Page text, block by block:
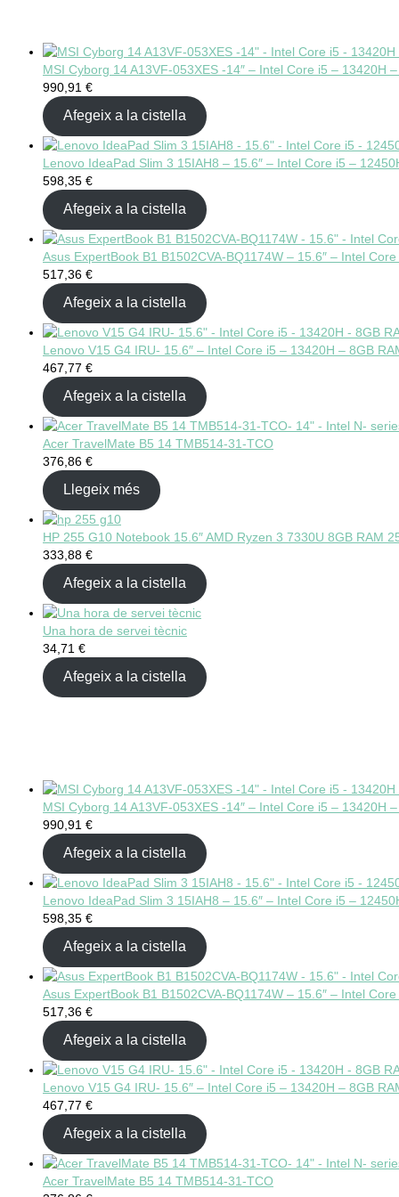
MSI Cyborg 14 A13VF-053XES -14″ – Intel Core i5 – 13420H
990,91 €
Afegeix a la cistella
Lenovo IdeaPad Slim 3 15IAH8 – 15.6″ – Intel Core i5 –
598,35 €
Afegeix a la cistella
Asus ExpertBook B1 B1502CVA-BQ1174W – 15.6″ – Intel
517,36 €
Afegeix a la cistella
Lenovo V15 G4 IRU- 15.6″ – Intel Core i5 – 13420H – 8GB
467,77 €
Afegeix a la cistella
Acer TravelMate B5 14 TMB514-31-TCO
376,86 €
Llegeix més
HP 255 G10 Notebook 15.6″ AMD Ryzen 3 7330U 8GB RAM
333,88 €
Afegeix a la cistella
Una hora de servei tècnic
34,71 €
Afegeix a la cistella
MSI Cyborg 14 A13VF-053XES -14″ – Intel Core i5 – 13420H
990,91 €
Afegeix a la cistella
Lenovo IdeaPad Slim 3 15IAH8 – 15.6″ – Intel Core i5 –
598,35 €
Afegeix a la cistella
Asus ExpertBook B1 B1502CVA-BQ1174W – 15.6″ – Intel
517,36 €
Afegeix a la cistella
Lenovo V15 G4 IRU- 15.6″ – Intel Core i5 – 13420H – 8GB
467,77 €
Afegeix a la cistella
Acer TravelMate B5 14 TMB514-31-TCO